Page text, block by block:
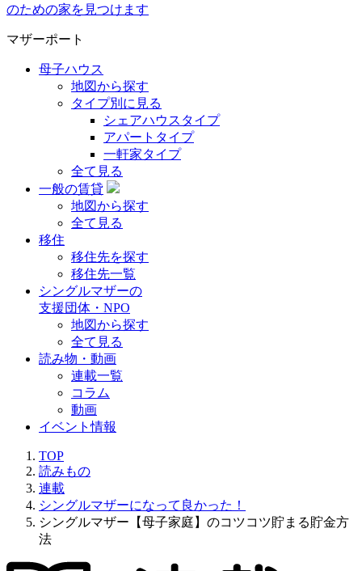
マザーポート
母子ハウス
地図から探す
タイプ別に見る
シェアハウスタイプ
アパートタイプ
一軒家タイプ
全て見る
一般の賃貸
地図から探す
全て見る
移住
移住先を探す
移住先一覧
シングルマザーの
支援団体・NPO
地図から探す
全て見る
読み物・動画
連載一覧
コラム
動画
イベント情報
TOP
読みもの
連載
シングルマザーになって良かった！
シングルマザー【母子家庭】のコツコツ貯まる貯金方
法